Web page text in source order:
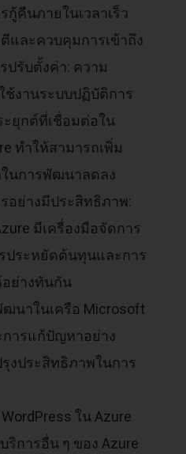
คืนภายในเวลาเร็ว
และควบคุมการเข้าถึง
ปรับตั้งค่า: ความ
ช้งานระบบปฏิบัติการ
ยุกต์ที่เชื่อมต่อใน
ทำให้สามารถเพิ่ม
ในการพัฒนาลดลง
อย่างมีประสิทธิภาพ:
มีเครื่องมือจัดการ
ประหยัดต้นทุนและการ
ย่างทันกัน
าในเครือ Microsoft
ารแก้ปัญหาอย่าง
งประสิทธิภาพในการ
ใน Azure
ริการอื่น ๆ ของ Azure